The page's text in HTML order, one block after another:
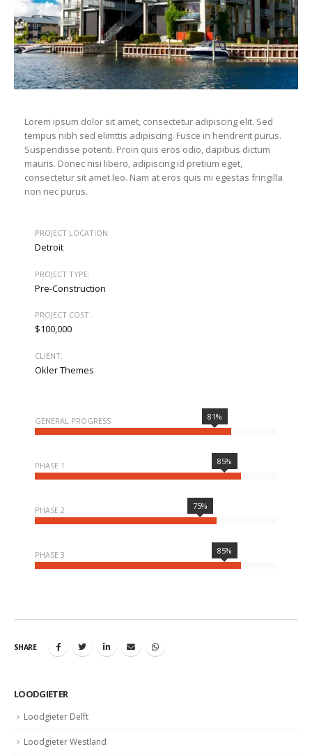
Lorem ipsum dolor sit amet, consectetur adipiscing elit. Sed
tempus nibh sed elimttis adipiscing. Fusce in hendrerit purus.
Suspendisse potenti. Proin quis eros odio, dapibus dictum
mauris. Donec nisi libero, adipiscing id pretium eget,
consectetur sit amet leo. Nam at eros quis mi egestas fringilla
non nec purus.
PROJECT LOCATION:
Detroit
PROJECT TYPE:
Pre-Construction
PROJECT COST:
$100,000
CLIENT:
Okler Themes
GENERAL PROGRESS 81%
PHASE 1 85%
PHASE 2 75%
PHASE 3 85%
SHARE
LOODGIETER
Loodgieter Delft
Loodgieter Westland